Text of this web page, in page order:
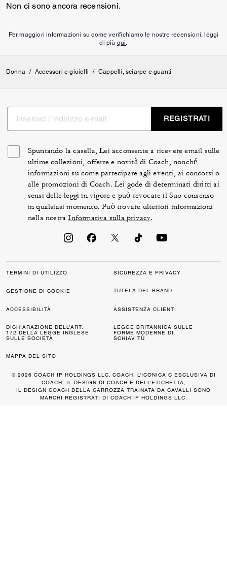
Non ci sono ancora recensioni.
Per maggiori informazioni su come verifichiamo le nostre recensioni, leggi
di più qui
Donna / Accessori e gioielli / Cappelli, sciarpe e guanti
REGISTRATI
Spuntando la casella, Lei acconsente a ricevere email sulle
ultime collezioni, offerte e novità di Coach, nonché
informazioni su come partecipare agli eventi, ai concorsi o
alle promozioni di Coach. Lei gode di determinati diritti ai
sensi delle leggi in vigore e può revocare il Suo consenso
in qualsiasi momento. Può trovare ulteriori informazioni
nella nostraInformativa sulla privacy.
TERMINI DI UTILIZZO SICUREZZA E PRIVACY
GESTIONE DI COOKIE TUTELA DEL BRAND
ACCESSIBILITÀ ASSISTENZA CLIENTI
DICHIARAZIONE DELL’ART.
172 DELLA LEGGE INGLESE
SULLE SOCIETÀ
LEGGE BRITANNICA SULLE
FORME MODERNE DI
SCHIAVITÙ
MAPPA DEL SITO
© 2026 COACH IP HOLDINGS LLC. COACH, L’ICONICA C ESCLUSIVA DI
COACH, IL DESIGN DI COACH E DELL’ETICHETTA,
IL DESIGN COACH DELLA CARROZZA TRAINATA DA CAVALLI SONO
MARCHI REGISTRATI DI COACH IP HOLDINGS LLC.